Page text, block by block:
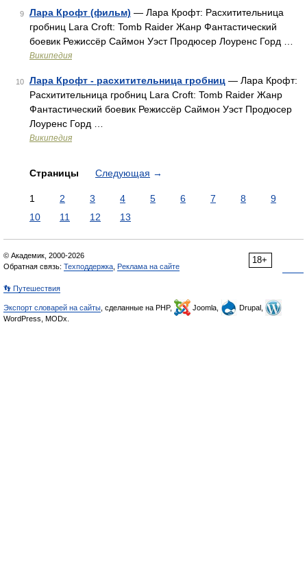
9 Лара Крофт (фильм) — Лара Крофт: Расхитительница
гробниц Lara Croft: Tomb Raider Жанр Фантастический
боевик Режиссёр Саймон Уэст Продюсер Лоуренс Горд …
Википедия
10 Лара Крофт - расхитительница гробниц — Лара Крофт:
Расхитительница гробниц Lara Croft: Tomb Raider Жанр
Фантастический боевик Режиссёр Саймон Уэст Продюсер
Лоуренс Горд …
Википедия
Страницы Следующая →
1 2 3 4 5 6 7 8
9
10
11 12 13
18+
© Академик, 2000-2026
Обратная связь: Техподдержка Реклама на сайте
👣 Путешествия
Экспорт словарей на сайты , сделанные на PHP, Joomla,
Drupal,
WordPress, MODx.